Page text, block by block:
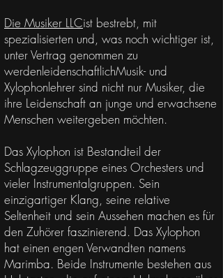
Die Musiker LLCist bestrebt, mit
spezialisierten und, was noch wichtiger ist,
unter Vertrag genommen zu
werdenleidenschaftlichMusik- und
Xylophonlehrer sind nicht nur Musiker, die
ihre Leidenschaft an junge und erwachsene
Menschen weitergeben möchten.
Das Xylophon ist Bestandteil der
Schlagzeuggruppe eines Orchesters und
vieler Instrumentalgruppen. Sein
einzigartiger Klang, seine relative
Seltenheit und sein Aussehen machen es für
den Zuhörer faszinierend. Das Xylophon
hat einen engen Verwandten namens
Marimba. Beide Instrumente bestehen aus